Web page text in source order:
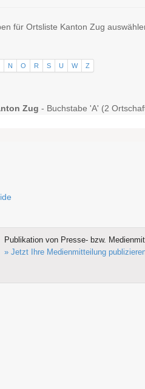
für Ortsliste Kanton Zug
N O R S U W Z
Zug - Buchstabe 'A' (2
Publikation von Presse- bzw.
» Jetzt Ihre Medienmitteilung